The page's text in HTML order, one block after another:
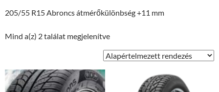
205/55 R15 Abroncs átmérőkülönbség +11 mm
Mind a(z) 2 találat megjelenítve